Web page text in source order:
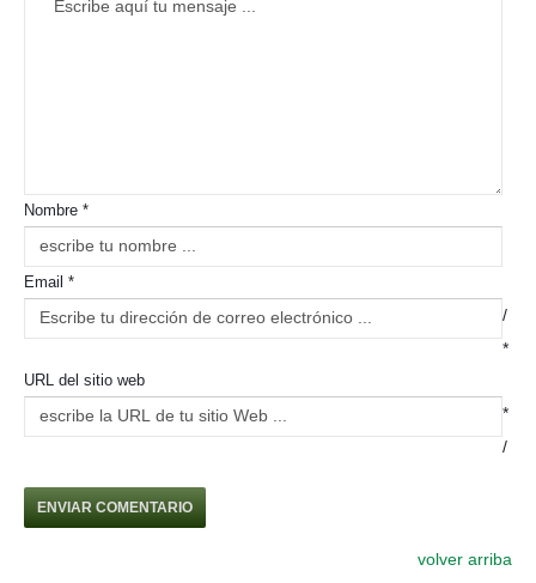
Nombre *
Email *
/
*
URL del sitio web
*
/
volver arriba